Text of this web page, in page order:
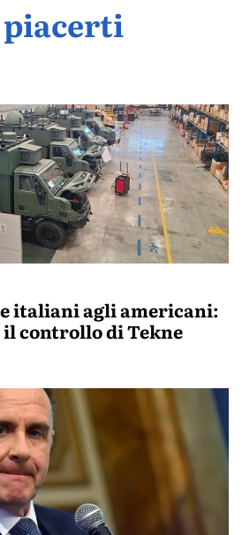
piacerti
italiani agli americani:
controllo di Tekne